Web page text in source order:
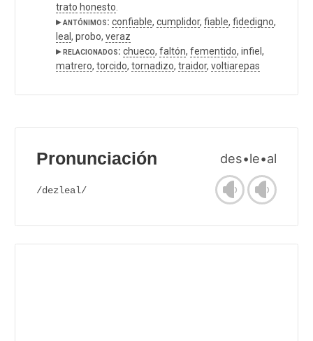
trato honesto
▸ antónimos: confiable, cumplidor, fiable, fidedigno,
leal , probo, veraz
▸ relacionados: chueco, faltón, fementido, infiel,
matrero, torcido, tornadizo, traidor, voltiarepas
Pronunciación des•le•al
/dezleal/